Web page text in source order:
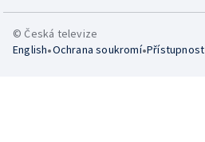
© Česká televize
English•Ochrana soukromí•Přístupnost